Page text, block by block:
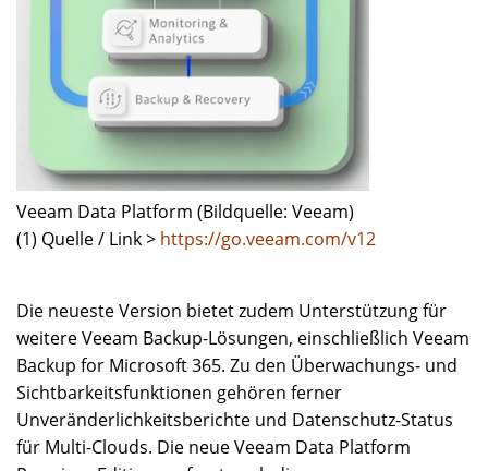
Veeam Data Platform (Bildquelle: Veeam)
(1) Quelle / Link > https://go.veeam.com/v12
Die neueste Version bietet zudem Unterstützung für
weitere Veeam Backup-Lösungen, einschließlich Veeam
Backup for Microsoft 365. Zu den Überwachungs- und
Sichtbarkeitsfunktionen gehören ferner
Unveränderlichkeitsberichte und Datenschutz-Status
für Multi-Clouds. Die neue Veeam Data Platform